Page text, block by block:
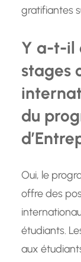
gratifiantes
Y a-t-il
stages
du
Oui, le
offre des
étudiants.
aux